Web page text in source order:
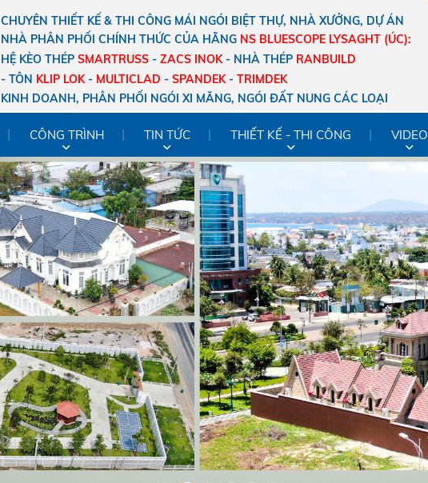
CHUYÊN THIẾT KẾ & THI CÔNG MÁI NGÓI BIỆT THỰ, NHÀ XƯỞNG, DỰ ÁN
NHÀ PHÂN PHỐI CHÍNH THỨC CỦA HÃNG NS BLUESCOPE LYSAGHT (ÚC):
HỆ KÈO THÉP SMARTRUSS - ZACS INOK- NHÀ THÉP RANBUILD
- TÔN KLIP LOK- MULTICLAD - SPANDEK- TRIMDEK
KINH DOANH, PHÂN PHỐI NGÓI XI MĂNG, NGÓI ĐẤT NUNG CÁC LOẠI
CÔNG TRÌNH TIN TỨC THIẾT KẾ - THI CÔNG VIDEO